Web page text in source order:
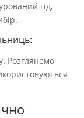
гід,
Розглянемо